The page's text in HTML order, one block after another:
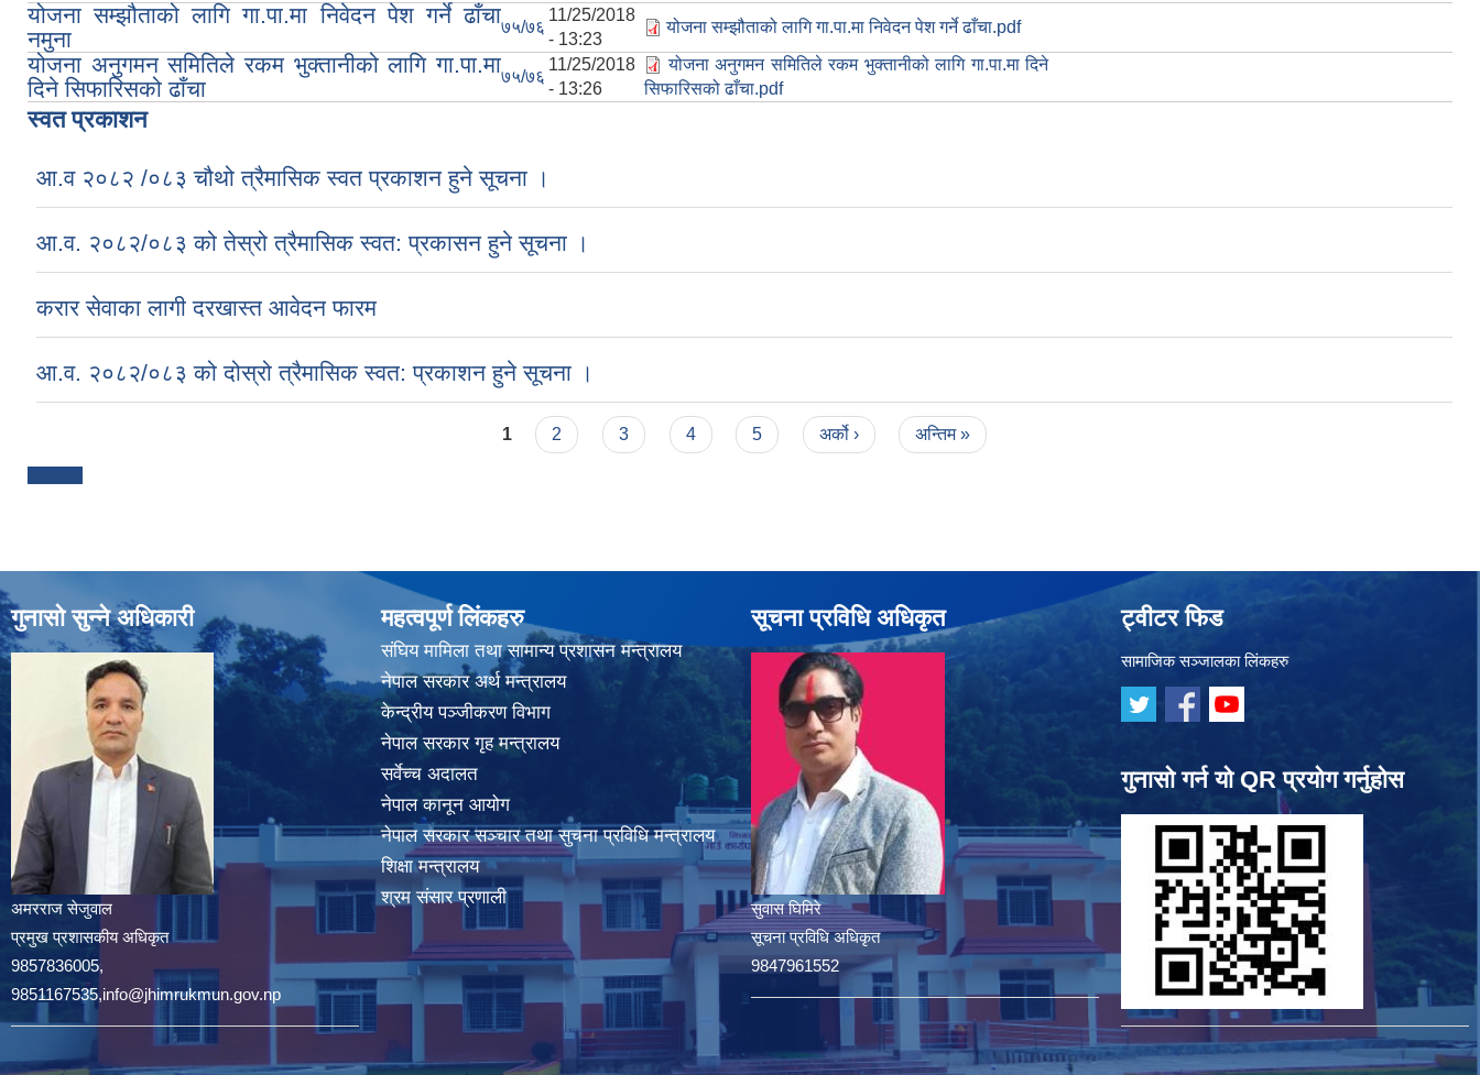
योजना सम्झौताको लागि गा.पा.मा निवेदन पेश गर्ने ढाँचा
नमुना
७५/७६
11/25/2018
- 13:23
योजना सम्झौताको लागि गा.पा.मा निवेदन पेश गर्ने ढाँचा.pdf
योजना अनुगमन समितिले रकम भुक्तानीको लागि गा.पा.मा
दिने सिफारिसको ढाँचा
७५/७६
11/25/2018
- 13:26
योजना अनुगमन समितिले रकम भुक्तानीको लागि गा.पा.मा दिने
सिफारिसको ढाँचा.pdf
स्वत प्रकाशन
आ.व २०८२ /०८३ चौथो त्रैमासिक स्वत प्रकाशन हुने सूचना ।
आ.व. २०८२/०८३ को तेस्रो त्रैमासिक स्वत: प्रकासन हुने सूचना ।
करार सेवाका लागी दरखास्त आवेदन फारम
आ.व. २०८२/०८३ को दोस्रो त्रैमासिक स्वत: प्रकाशन हुने सूचना ।
1 2 3 4 5 अर्को › अन्तिम »
गुनासो सुन्ने अधिकारी
अमरराज सेजुवाल
प्रमुख प्रशासकीय अधिकृत
9857836005,
9851167535,info@jhimrukmun.gov.np
महत्वपूर्ण लिंकहरु
संघिय मामिला तथा सामान्य प्रशासन मन्त्रालय
नेपाल सरकार अर्थ मन्त्रालय
केन्द्रीय पञ्जीकरण विभाग
नेपाल सरकार गृह मन्त्रालय
सर्वेच्च अदालत
नेपाल कानून आयोग
नेपाल सरकार सञ्चार तथा सुचना प्रविधि मन्त्रालय
शिक्षा मन्त्रालय
श्रम संसार प्रणाली
सूचना प्रविधि अधिकृत
सुवास घिमिरे
सूचना प्रविधि अधिकृत
9847961552
ट्वीटर फिड
सामाजिक सञ्जालका लिंकहरु
गुनासो गर्न यो QR प्रयोग गर्नुहोस